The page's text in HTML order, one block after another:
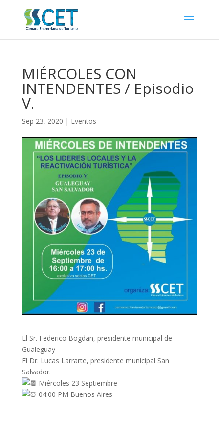
MIÉRCOLES CON
INTENDENTES / Episodio
V.
Sep 23, 2020 | Eventos
El Sr. Federico Bogdan, presidente municipal de
Gualeguay
El Dr. Lucas Larrarte, presidente municipal San
Salvador.
Miércoles 23 Septiembre
04:00 PM Buenos Aires